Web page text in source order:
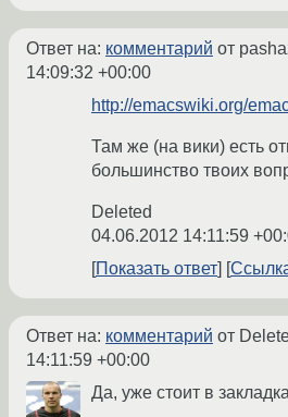
Ответ на: комментарий от
14:09:32 +00:00
http://emacswiki.org/
Там же (на вики) есть
большинство твоих
Deleted
04.06.2012 14:11:59
Показать ответ
Ответ на: комментарий от
14:11:59 +00:00
Да, уже стоит в